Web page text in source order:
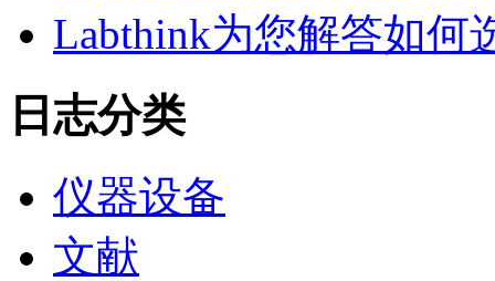
Labthink为您解答如何
日志分类
仪器设备
文献